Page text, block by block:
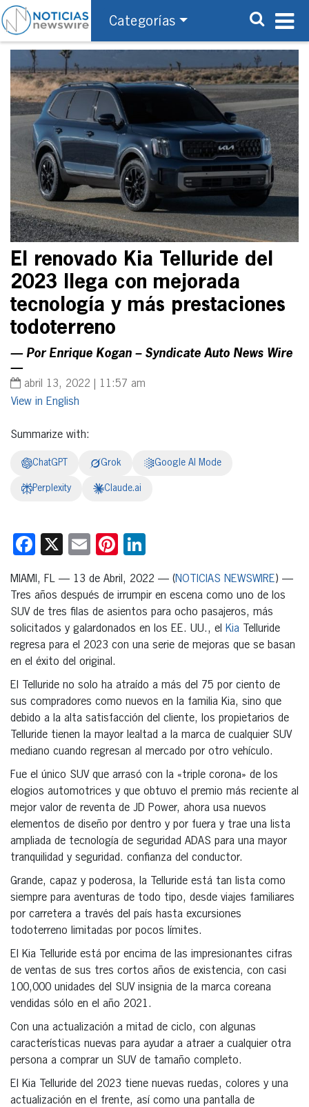
Categorías
El renovado Kia Telluride del
2023 llega con mejorada
tecnología y más prestaciones
todoterreno
— Por Enrique Kogan – Syndicate Auto News Wire
—
abril 13, 2022 | 11:57 am
English
Summarize with:
ChatGPT Grok Google AI Mode
Perplexity Claude.ai
Facebook
X EmailPinterest
MIAMI, FL — 13 de Abril, 2022 — (NOTICIAS NEWSWIRE) —
Tres años después de irrumpir en escena como uno de los
SUV de tres filas de asientos para ocho pasajeros, más
solicitados y galardonados en los EE. UU., el
Kia Telluride
regresa para el 2023 con una serie de mejoras que se basan
en el éxito del original.
El Telluride no solo ha atraído a más del 75 por ciento de
sus compradores como nuevos en la familia Kia, sino que
debido a la alta satisfacción del cliente, los propietarios de
Telluride tienen la mayor lealtad a la marca de cualquier SUV
mediano cuando regresan al mercado por otro vehículo.
Fue el único SUV que arrasó con la «triple corona» de los
elogios automotrices y que obtuvo el premio más reciente al
mejor valor de reventa de JD Power, ahora usa nuevos
elementos de diseño por dentro y por fuera y trae una lista
ampliada de tecnología de seguridad ADAS para una mayor
tranquilidad y seguridad. confianza del conductor.
Grande, capaz y poderosa, la Telluride está tan lista como
siempre para aventuras de todo tipo, desde viajes familiares
por carretera a través del país hasta excursiones
todoterreno limitadas por pocos límites.
El Kia Telluride está por encima de las impresionantes cifras
de ventas de sus tres cortos años de existencia, con casi
100,000 unidades del SUV insignia de la marca coreana
vendidas sólo en el año 2021.
Con una actualización a mitad de ciclo, con algunas
características nuevas para ayudar a atraer a cualquier otra
persona a comprar un SUV de tamaño completo.
El Kia Telluride del 2023 tiene nuevas ruedas, colores y una
actualización en el frente, así como una pantalla de